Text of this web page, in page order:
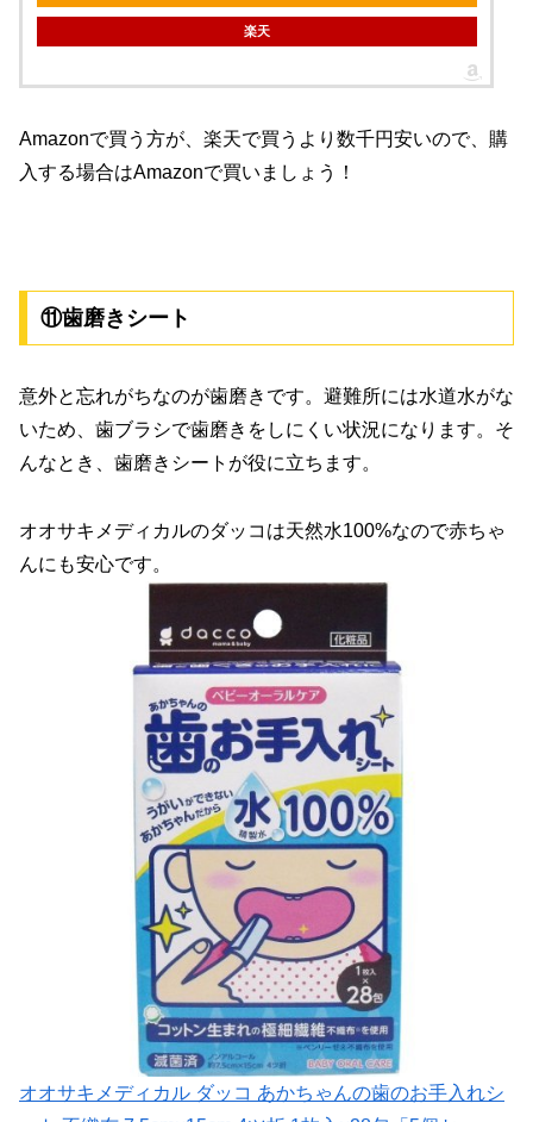
楽天
Amazonで買う方が、楽天で買うより数千円安いので、購
入する場合はAmazonで買いましょう！
⑪歯磨きシート
意外と忘れがちなのが歯磨きです。避難所には水道水がな
いため、歯ブラシで歯磨きをしにくい状況になります。そ
んなとき、歯磨きシートが役に立ちます。
オオサキメディカルのダッコは天然水100%なので赤ちゃ
んにも安心です。
オオサキメディカル ダッコ あかちゃんの歯のお手入れシ